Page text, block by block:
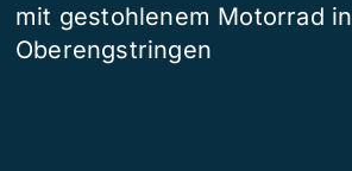
mit gestohlenem Motorrad in
Oberengstringen